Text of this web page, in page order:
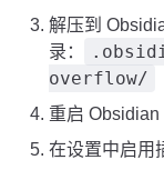
解压到
录：
overflow/
重启 Obsidian
在设置中启用